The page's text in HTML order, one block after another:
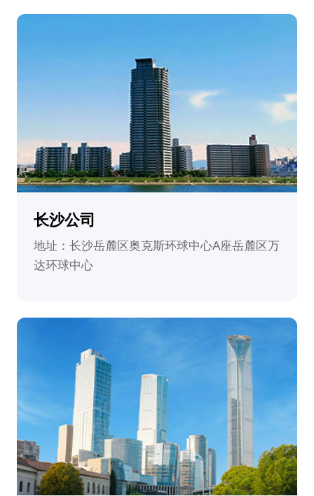
长沙公司
地址：长沙岳麓区奥克斯环球中心A座岳麓区万
达环球中心